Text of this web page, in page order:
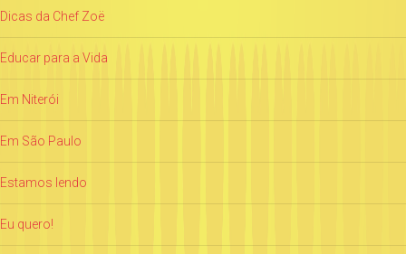
Dicas da Chef Zoë
Educar para a Vida
Em Niterói
Em São Paulo
Estamos lendo
Eu quero!